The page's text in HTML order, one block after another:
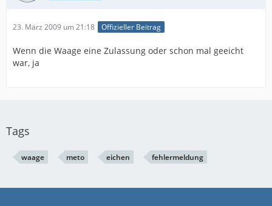
23. März 2009 um 21:18 Offizieller Beitrag
Wenn die Waage eine Zulassung oder schon mal geeicht
war, ja
Tags
waage meto eichen fehlermeldung